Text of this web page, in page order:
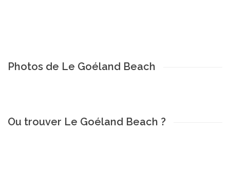
Photos de Le Goéland Beach
Ou trouver Le Goéland Beach ?